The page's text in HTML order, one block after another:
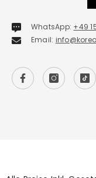
WhatsApp: +49
Email: